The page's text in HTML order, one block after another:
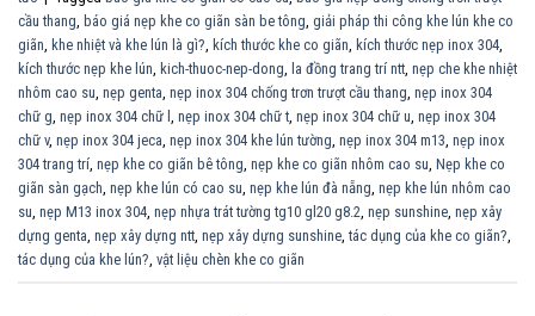
cầu thang, báo giá nẹp khe co giãn sàn be tông, giải pháp thi công khe lún khe co
giãn, khe nhiệt và khe lún là gì?, kích thước khe co giãn, kích thước nẹp inox 304,
kích thước nẹp khe lún, kich-thuoc-nep-dong, la đồng trang trí ntt, nẹp che khe nhiệt
nhôm cao su, nẹp genta, nẹp inox 304 chống trơn trượt cầu thang, nẹp inox 304
chữ g, nẹp inox 304 chữ l , nẹp inox 304 chữ t, nẹp inox 304 chữ u, nẹp inox 304
chữ v, nẹp inox 304 jeca, nẹp inox 304 khe lún tường, nẹp inox 304 m13, nẹp inox
304 trang trí, nẹp khe co giãn bê tông, nẹp khe co giãn nhôm cao su, Nẹp khe co
giãn sàn gạch, nẹp khe lún có cao su, nẹp khe lún đà nẵng, nẹp khe lún nhôm cao
su, nẹp M13 inox 304, nẹp nhựa trát tường tg10 gl20 g8.2, nẹp sunshine, nẹp xây
dựng genta, nẹp xây dựng ntt, nẹp xây dựng sunshine,tác dụng của khe co giãn?,
tác dụng của khe lún?, vật liệu chèn khe co giãn